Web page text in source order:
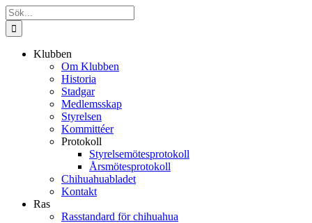
Fortsätt
till
innehållet
Sök
efter:
Klubben
Om Klubben
Historia
Stadgar
Medlemsskap
Styrelsen
Kommittéer
Protokoll
Styrelsemötesprotokoll
Årsmötesprotokoll
Chihuahuabladet
Kontakt
Ras
Rasstandard för chihuahua